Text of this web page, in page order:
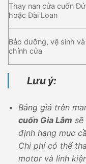
Thay nan cửa cuốn
hoặc Đài Loan
Bảo dưỡng, vệ sinh
chỉnh cửa
Lưu ý:
Bảng giá trên
cuốn Gia Lâm sẽ
định hạng mục
Chi phí có thể
motor và linh